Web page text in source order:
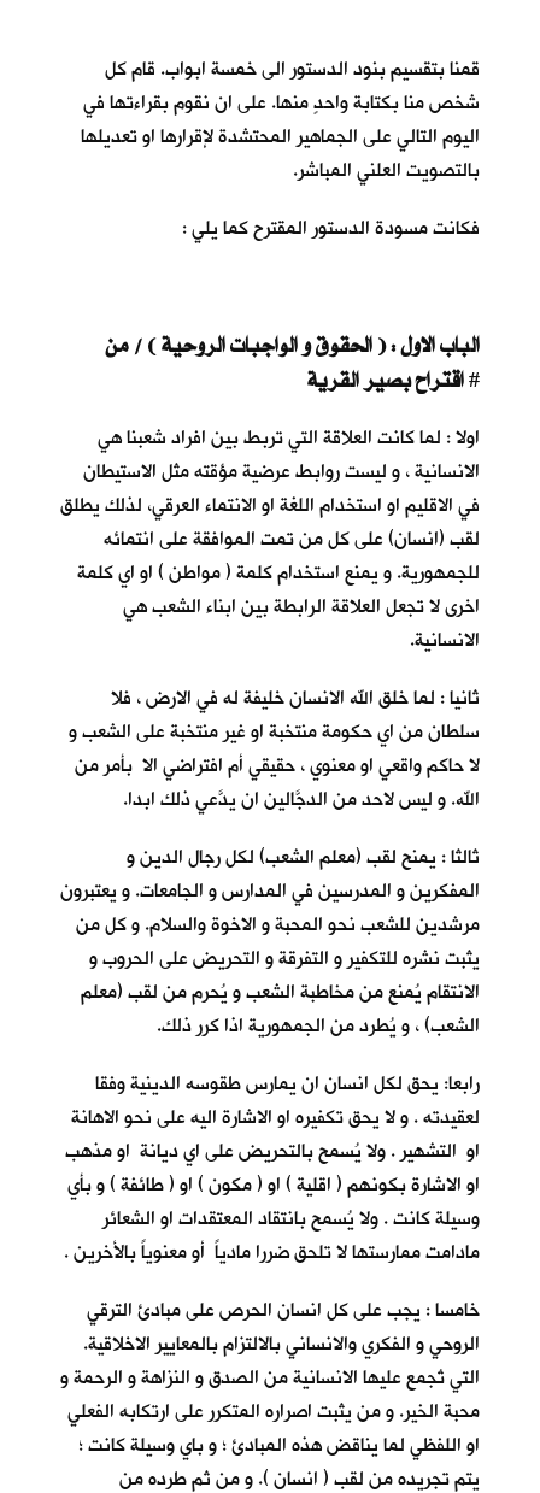
قمنا بتقسيم بنود الدستور الى خمسة ابواب. قام كل
شخص منا بكتابة واحدٍ منها. على ان نقوم بقراءتها في
اليوم التالي على الجماهير المحتشدة لإقرارها او تعديلها
بالتصويت العلني المباشر.
فكانت مسودة الدستور المقترح كما يلي :
الباب الاول : ( الحقوق و الواجبات الروحية ) / من
#
اولا : لما كانت العلاقة التي تربط بين افراد شعبنا هي
الانسانية ، و ليست روابط عرضية مؤقته مثل الاستيطان
في الاقليم او استخدام اللغة او الانتماء العرقي، لذلك يطلق
لقب (انسان) على كل من تمت الموافقة على انتمائه
للجمهورية. و يمنع استخدام كلمة ( مواطن ) او اي كلمة
اخرى لا تجعل العلاقة الرابطة بين ابناء الشعب هي
الانسانية.
ثانيا : لما خلق الله الانسان خليفة له في الارض ، فلا
سلطان من اي حكومة منتخبة او غير منتخبة على الشعب و
لا حاكم واقعي او معنوي ، حقيقي أم افتراضي الا بأمر من
الله. و ليس لاحد من الدجَّالين ان يدَّعي ذلك ابدا.
ثالثا : يمنح لقب (معلم الشعب) لكل رجال الدين و
المفكرين و المدرسين في المدارس و الجامعات. و يعتبرون
مرشدين للشعب نحو المحبة و الاخوة والسلام. و كل من
يثبت نشره للتكفير و التفرقة و التحريض على الحروب و
الانتقام يُمنع من مخاطبة الشعب و يُحرم من لقب (معلم
الشعب) ، و يُطرد من الجمهورية اذا كرر ذلك.
رابعا: يحق لكل انسان ان يمارس طقوسه الدينية وفقا
لعقيدته . و لا يحق تكفيره او الاشارة اليه على نحو الاهانة
او التشهير . ولا يُسمح بالتحريض على اي ديانة او مذهب
او الاشارة بكونهم ( اقلية ) او ( مكون ) او ( طائفة ) و بأي
وسيلة كانت . ولا يُسمح بانتقاد المعتقدات او الشعائر
مادامت ممارستها لا تلحق ضررا مادياً أو معنوياً بالأخرين .
خامسا : يجب على كل انسان الحرص على مبادئ الترقي
الروحي و الفكري والانساني بالالتزام بالمعايير الاخلاقية.
التي تُجمع عليها الانسانية من الصدق و النزاهة و الرحمة و
محبة الخير. و من يثبت اصراره المتكرر على ارتكابه الفعلي
او اللفظي لما يناقض هذه المبادئ ؛ و باي وسيلة كانت ؛
يتم تجريده من لقب ( انسان ). و من ثم طرده من